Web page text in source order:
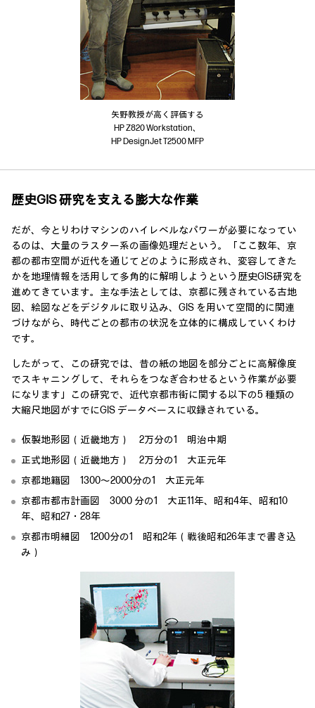
矢野教授が高く評価する
HP Z820 Workstation、
HP DesignJet T2500 MFP
歴史GIS 研究を支える膨大な作業
だが、今とりわけマシンのハイレベルなパワーが必要になってい
るのは、大量のラスター系の画像処理だという。「ここ数年、京
都の都市空間が近代を通じてどのように形成され、変容してきた
かを地理情報を活用して多角的に解明しようという歴史GIS研究を
進めてきています。主な手法としては、京都に残されている古地
図、絵図などをデジタルに取り込み、GIS を用いて空間的に関連
づけながら、時代ごとの都市の状況を立体的に構成していくわけ
です。
したがって、この研究では、昔の紙の地図を部分ごとに高解像度
でスキャニングして、それらをつなぎ合わせるという作業が必要
になります」この研究で、近代京都市街に関する以下の5 種類の
大縮尺地図がすでにGIS データベースに収録されている。
仮製地形図（近畿地方） 2万分の1 明治中期
正式地形図（近畿地方） 2万分の1 大正元年
京都地籍図 1300～2000分の1 大正元年
京都市都市計画図 3000 分の1 大正11年、昭和4年、昭和10
年、昭和27・28年
京都市明細図 1200分の1 昭和2年（戦後昭和26年まで書き込
み）